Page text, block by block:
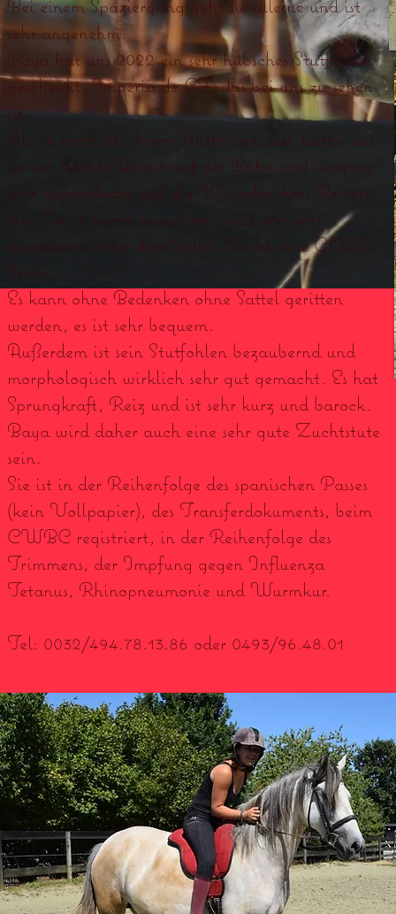
Bei einem Spaziergang geht sie alleine und ist
sehr angenehm.
Baya hat uns 2022 ein sehr hübsches Stutfohlen
geschenkt, Imperia de CF, das bei uns zu sehen
ist.
Als sie noch bei ihrem Stutfohlen war, baten wir
sie um leichte Arbeit auf der Bahn und sie ging
sehr aufmerksam auf die Wünsche ihres Reiters
ein. Sie ist leicht anzuhören und sehr sehr
angenehm unter dem Sattel. Sie ist eine GOLD
Stute.
Es kann ohne Bedenken ohne Sattel geritten
werden, es ist sehr bequem.
Außerdem ist sein Stutfohlen bezaubernd und
morphologisch wirklich sehr gut gemacht. Es hat
Sprungkraft, Reiz und ist sehr kurz und barock.
Baya wird daher auch eine sehr gute Zuchtstute
sein.
Sie ist in der Reihenfolge des spanischen Passes
(kein Vollpapier), des Transferdokuments, beim
CWBC registriert, in der Reihenfolge des
Trimmens, der Impfung gegen Influenza
Tetanus, Rhinopneumonie und Wurmkur.
Tel: 0032/494.78.13.86 oder 0493/96.48.01